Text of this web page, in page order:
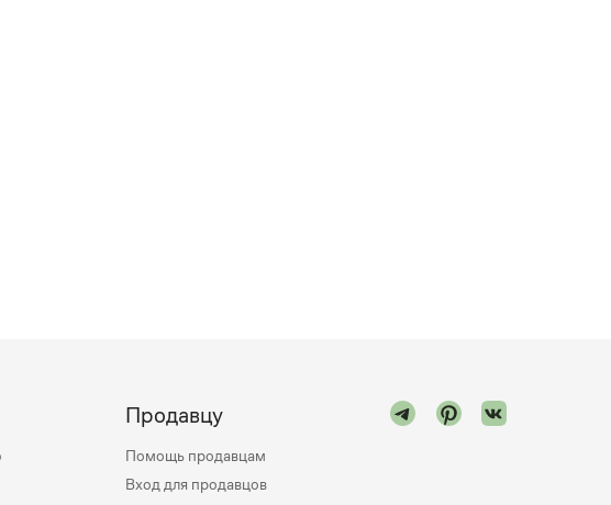
Продавцу
Помощь продавцам
Вход для продавцов